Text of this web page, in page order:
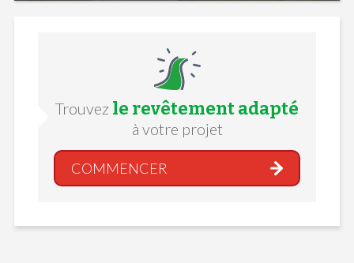
Trouvez le revêtement adapté
à votre projet
COMMENCER